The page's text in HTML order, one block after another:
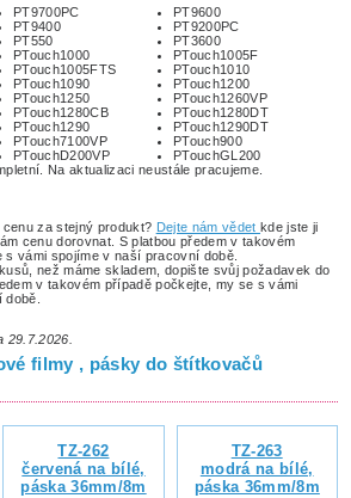
PT9700PC
PT9600
PT9400
PT9200PC
PT550
PT3600
PTouch1000
PTouch1005F
PTouch1005FTS
PTouch1010
PTouch1090
PTouch1200
PTouch1250
PTouch1260VP
PTouch1280CB
PTouch1280DT
PTouch1290
PTouch1290DT
PTouch7100VP
PTouch900
PTouchD200VP
PTouchGL200
Na aktualizaci neustále pracujeme.
za stejný produkt? Dejte nám vědetkde jste ji
cenu dorovnat. S platbou předem v takovém
vámi spojíme v naší pracovní době.
než máme skladem, dopište svůj požadavek do
v takovém případě počkejte, my se s vámi
29.7.2026.
filmy , pásky do štítkovačů
TZ-262
červená na bílé,
páska 36mm/8m
TZ-263
modrá na bílé,
páska 36mm/8m